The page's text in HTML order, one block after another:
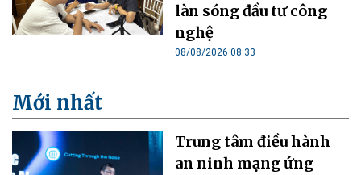
làn sóng đầu tư công
nghệ
08/08/2026 08:33
Mới nhất
Trung tâm điều hành
an ninh mạng ứng